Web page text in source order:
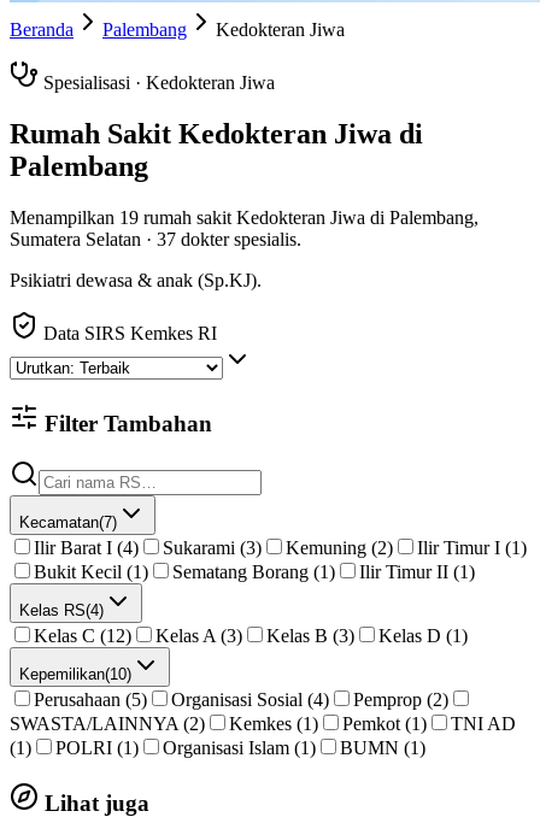
Beranda Palembang Kedokteran Jiwa
Spesialisasi · Kedokteran Jiwa
Rumah Sakit Kedokteran Jiwa di
Palembang
Menampilkan 19 rumah sakit Kedokteran Jiwa di Palembang,
Sumatera Selatan · 37 dokter spesialis.
Psikiatri dewasa & anak (Sp.KJ).
Data SIRS Kemkes RI
Filter Tambahan
Kecamatan(7)
Ilir Barat I (4) Sukarami (3) Kemuning (2)
Ilir Timur I (1)
Bukit Kecil (1)
Sematang Borang (1) Ilir Timur II (1)
Kelas RS(4)
Kelas C (12) Kelas A (3) Kelas B (3) Kelas D (1)
Kepemilikan(10)
Perusahaan (5) Organisasi Sosial (4)
Pemprop (2)
SWASTA/LAINNYA (2)
Kemkes (1) Pemkot (1)
TNI AD
(1)
POLRI (1) Organisasi Islam (1) BUMN (1)
Lihat juga